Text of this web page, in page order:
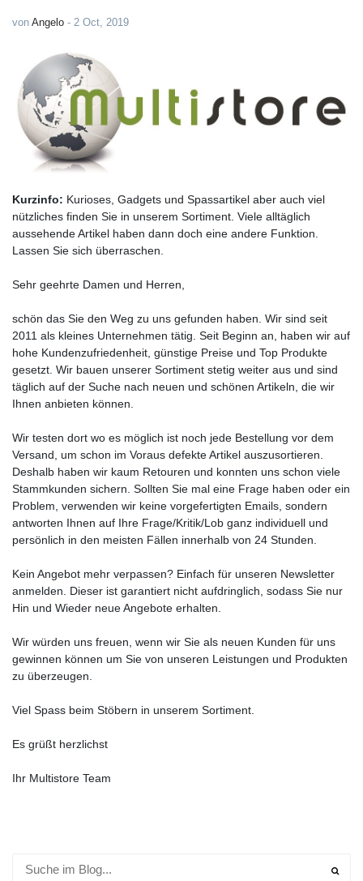
von Angelo - 2 Oct, 2019
Kurzinfo: Kurioses, Gadgets und Spassartikel aber auch viel
nützliches finden Sie in unserem Sortiment. Viele alltäglich
aussehende Artikel haben dann doch eine andere Funktion.
Lassen Sie sich überraschen.
Sehr geehrte Damen und Herren,
schön das Sie den Weg zu uns gefunden haben. Wir sind seit
2011 als kleines Unternehmen tätig. Seit Beginn an, haben wir auf
hohe Kundenzufriedenheit, günstige Preise und Top Produkte
gesetzt. Wir bauen unserer Sortiment stetig weiter aus und sind
täglich auf der Suche nach neuen und schönen Artikeln, die wir
Ihnen anbieten können.
Wir testen dort wo es möglich ist noch jede Bestellung vor dem
Versand, um schon im Voraus defekte Artikel auszusortieren.
Deshalb haben wir kaum Retouren und konnten uns schon viele
Stammkunden sichern. Sollten Sie mal eine Frage haben oder ein
Problem, verwenden wir keine vorgefertigten Emails, sondern
antworten Ihnen auf Ihre Frage/Kritik/Lob ganz individuell und
persönlich in den meisten Fällen innerhalb von 24 Stunden.
Kein Angebot mehr verpassen? Einfach für unseren Newsletter
anmelden. Dieser ist garantiert nicht aufdringlich, sodass Sie nur
Hin und Wieder neue Angebote erhalten.
Wir würden uns freuen, wenn wir Sie als neuen Kunden für uns
gewinnen können um Sie von unseren Leistungen und Produkten
zu überzeugen.
Viel Spass beim Stöbern in unserem Sortiment.
Es grüßt herzlichst
Ihr Multistore Team